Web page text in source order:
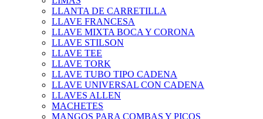
LLANTA DE CARRETILLA
LLAVE FRANCESA
LLAVE MIXTA BOCA Y CORONA
LLAVE STILSON
LLAVE TEE
LLAVE TORK
LLAVE TUBO TIPO CADENA
LLAVE UNIVERSAL CON CADENA
LLAVES ALLEN
MACHETES
MANGOS PARA COMBAS Y PICOS